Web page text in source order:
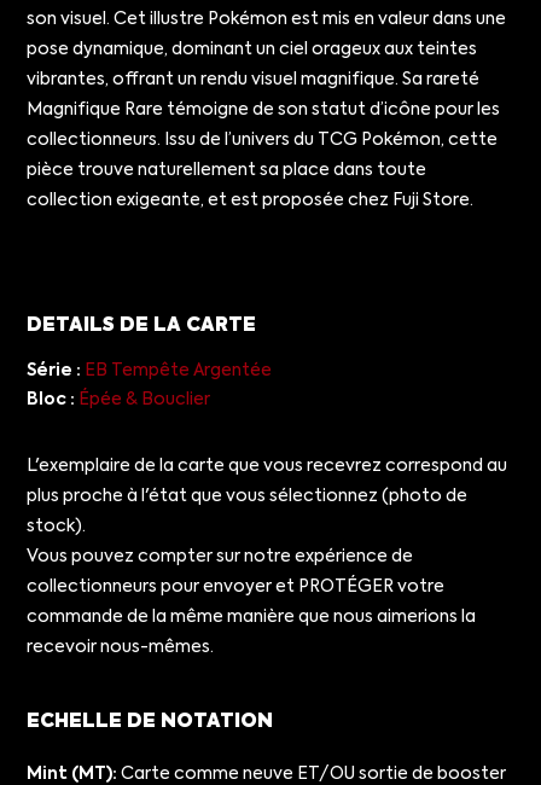
son visuel. Cet illustre Pokémon est mis en valeur dans une
pose dynamique, dominant un ciel orageux aux teintes
vibrantes, offrant un rendu visuel magnifique. Sa rareté
Magnifique Rare témoigne de son statut d’icône pour les
collectionneurs. Issu de l’univers du TCG Pokémon, cette
pièce trouve naturellement sa place dans toute
collection exigeante, et est proposée chez Fuji Store.
DETAILS DE LA CARTE
Série : EB Tempête Argentée
Bloc : Épée & Bouclier
L'exemplaire de la carte que vous recevrez correspond au
plus proche à l'état que vous sélectionnez (photo de
stock).
Vous pouvez compter sur notre expérience de
collectionneurs pour envoyer et PROTÉGER votre
commande de la même manière que nous aimerions la
recevoir nous-mêmes.
ECHELLE DE NOTATION
Mint (MT): Carte comme neuve ET/OU sortie de booster